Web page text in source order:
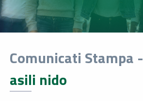
Comunicati Stampa -
asili nido